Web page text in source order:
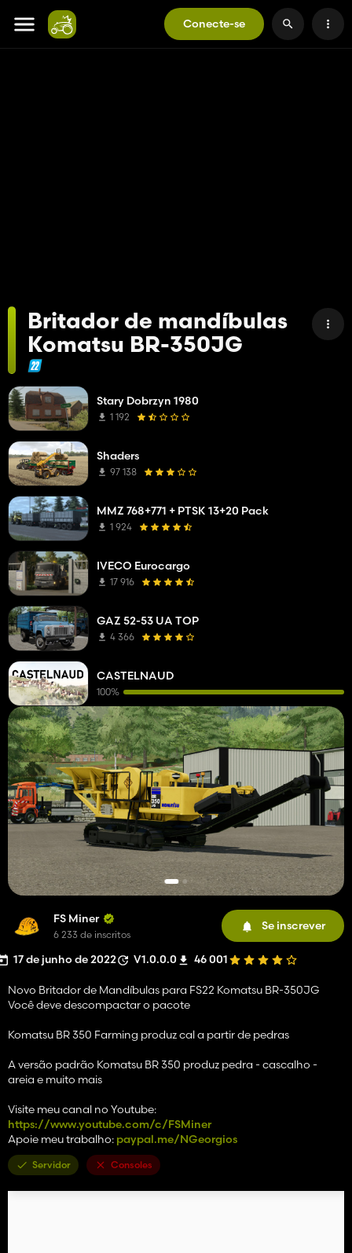
Conecte-se
Britador de mandíbulas
Komatsu BR-350JG
FS Miner
6 233 de inscritos
Se inscrever
17 de junho de 2022 V1.0.0.0 46 001
Novo Britador de Mandíbulas para FS22 Komatsu BR-350JG
Você deve descompactar o pacote
Komatsu BR 350 Farming produz cal a partir de pedras
A versão padrão Komatsu BR 350 produz pedra - cascalho -
areia e muito mais
Visite meu canal no Youtube:
https://www.youtube.com/c/FSMiner
Apoie meu trabalho: paypal.me/NGeorgios
Servidor Consoles
Stary Dobrzyn 1980
1 192
Shaders
97 138
MMZ 768+771 + PTSK 13+20 Pack
1 924
IVECO Eurocargo
17 916
GAZ 52-53 UA TOP
4 366
CASTELNAUD
100%